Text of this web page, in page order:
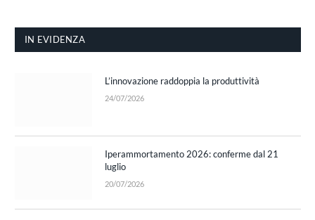
IN EVIDENZA
L’innovazione raddoppia la produttività
24/07/2026
Iperammortamento 2026: conferme dal 21
luglio
20/07/2026